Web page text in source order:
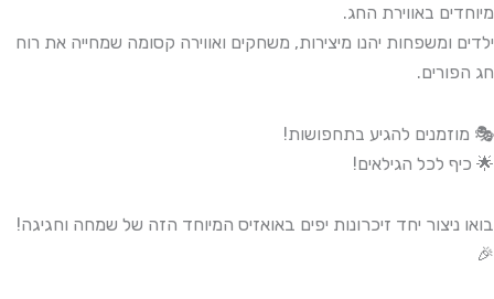
מיוחדים באווירת החג.
ילדים ומשפחות יהנו מיצירות, משחקים ואווירה קסומה שמחייה את רוח
חג הפורים.
🎭 מוזמנים להגיע בתחפושות!
🌟 כיף לכל הגילאים!
בואו ניצור יחד זיכרונות יפים באואזיס המיוחד הזה של שמחה וחגיגה!
🎉